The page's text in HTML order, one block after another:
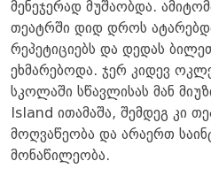
მენეჯერად მუშაობდა.
თეატრში დიდ დროს
რეპეტიციებს და დედას
ეხმარებოდა. ჯერ კიდევ
სკოლაში სწავლისას მან
Island ითამაშა, შემდეგ კი
მოღვაწეობა და არაერთ
მონაწილეობა.